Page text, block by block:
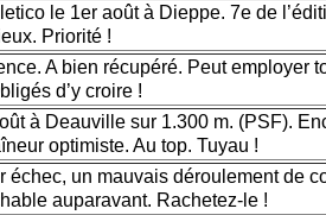
le 1er août à Dieppe. 7e de
Priorité !
A bien récupéré. Peut employer
d’y croire !
à Deauville sur 1.300 m. (PSF).
optimiste. Au top. Tuyau !
échec, un mauvais déroulement de
auparavant. Rachetez-le !